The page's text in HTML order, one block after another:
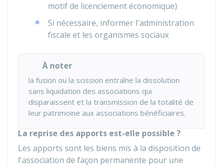
motif de licenciement économique)
Si nécessaire, informer l'administration
fiscale et les organismes sociaux
À noter
la fusion ou la scission entraîne la dissolution
sans liquidation des associations qui
disparaissent et la transmission de la totalité de
leur patrimoine aux associations bénéficiaires.
La reprise des apports est-elle possible ?
Les apports sont les biens mis à la disposition de
l'association de façon permanente pour une